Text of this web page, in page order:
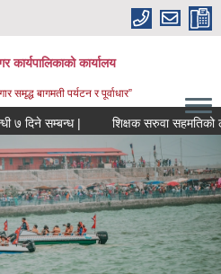
कार्यपालिकाको कार्यालय
समृद्ध बागमती पर्यटन र पूर्वाधार”
दिने सम्बन्ध | शिक्षक सरुवा